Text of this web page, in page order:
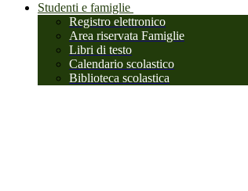
Studenti e famiglie
Registro elettronico
Area riservata Famiglie
Libri di testo
Calendario scolastico
Biblioteca scolastica